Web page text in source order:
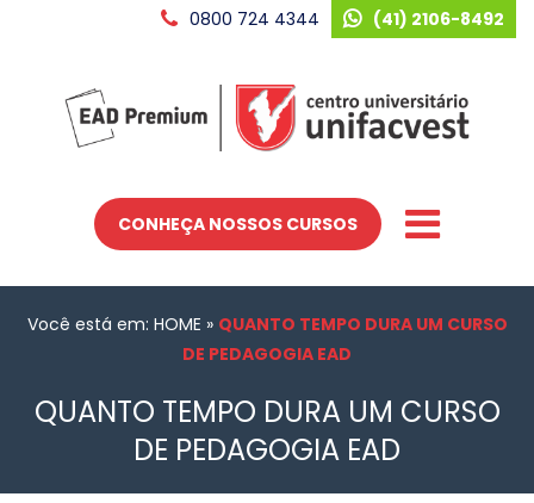
(41) 2106-8492
0800 724 4344
CONHEÇA NOSSOS CURSOS
Você está em: HOME » QUANTO TEMPO DURA UM CURSO
DE PEDAGOGIA EAD
QUANTO TEMPO DURA UM CURSO
DE PEDAGOGIA EAD